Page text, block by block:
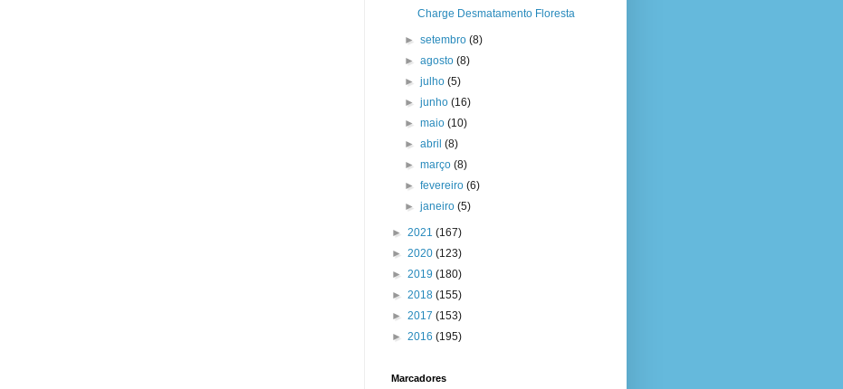
Charge Desmatamento Floresta
► setembro (8)
► agosto (8)
► julho (5)
► junho (16)
► maio (10)
► abril (8)
► março (8)
► fevereiro (6)
► janeiro (5)
► 2021 (167)
► 2020 (123)
► 2019 (180)
► 2018 (155)
► 2017 (153)
► 2016 (195)
Marcadores